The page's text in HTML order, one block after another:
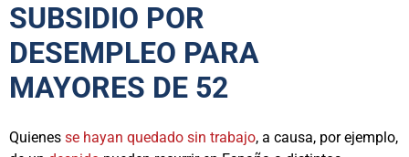
SUBSIDIO POR
DESEMPLEO PARA
MAYORES DE 52
Quienes se hayan quedado sin trabajo, a causa, por ejemplo,